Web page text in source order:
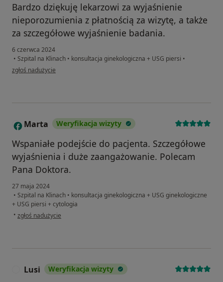
Bardzo dziękuję lekarzowi za wyjaśnienie
nieporozumienia z płatnością za wizytę, a także
za szczegółowe wyjaśnienie badania.
6 czerwca 2024
• Szpital na Klinach • konsultacja ginekologiczna + USG piersi •
w opinii użytkownika Mari
zgłoś nadużycie
M Marta Weryfikacja wizyty
Wspaniałe podejście do pacjenta. Szczegółowe
wyjaśnienia i duże zaangażowanie. Polecam
Pana Doktora.
27 maja 2024
• Szpital na Klinach • konsultacja ginekologiczna + USG ginekologiczne
+ USG piersi + cytologia
• w opinii użytkownika Marta
zgłoś nadużycie
Lusi Weryfikacja wizyty